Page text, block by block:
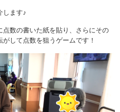
します♪
数の書いた紙を貼り、さらにその
して点数を狙うゲームです！